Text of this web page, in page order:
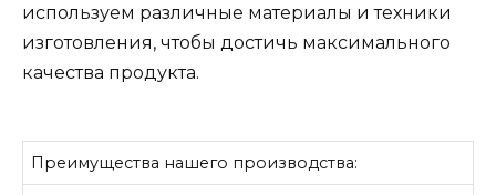
используем различные материалы и техники
изготовления, чтобы достичь максимального
качества продукта.
Преимущества нашего производства: